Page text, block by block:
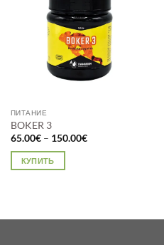
ПИТАНИЕ
BOKER 3
65.00€ – 150.00€Диапазон
КУПИТЬ
несколько